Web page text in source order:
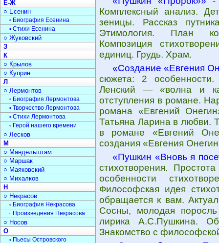
Комплексный анализ.
зеницы. Рассказ
Этимология. План
Композиция
единиц. Грудь. Храм.
«Создание «Евгения
сюжета: 2
Ленский — «волна и
отступления в романе.
романа «Евгений
Татьяна Ларина в любви.
в романе «Евгений
создания «Евгения
«Пушкин «Вновь я
стихотворения.
особенности
Философская идея
обращается к вам.
Сосны, молодая
лирика А.С.Пушкина.
Знакомство с
Е-Ж
○ Есенин
▫ Биография Есенина
▫ Стихи Есенина
○ Жуковский
З
К
○ Крылов
○ Куприн
Л
○ Лермонтов
▫ Биография Лермонтова
▫ Творчество Лермонтова
▫ Стихи Лермонтова
▫ Герой нашего времени
○ Лесков
М
○ Мандельштам
○ Маршак
○ Маяковский
○ Михалков
Н
○ Некрасов
▫ Биография Некрасова
▫ Произведения Некрасова
○ Носов
О
▫ Пьесы Островского